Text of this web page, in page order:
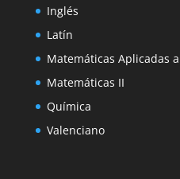
Inglés
Latín
Matemáticas Aplicadas
Matemáticas II
Química
Valenciano